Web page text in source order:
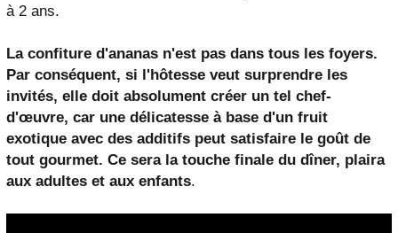
à 2 ans.
La confiture d'ananas n'est pas dans tous les foyers.
Par conséquent, si l'hôtesse veut surprendre les
invités, elle doit absolument créer un tel chef-
d'œuvre, car une délicatesse à base d'un fruit
exotique avec des additifs peut satisfaire le goût de
tout gourmet. Ce sera la touche finale du dîner, plaira
aux adultes et aux enfants.